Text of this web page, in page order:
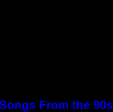
From the 90s